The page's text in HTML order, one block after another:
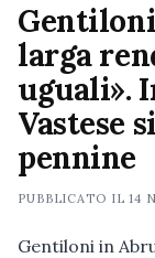
larga
uguali».
Vastese
pennine
PUBBLICATO IL14
Gentiloni in